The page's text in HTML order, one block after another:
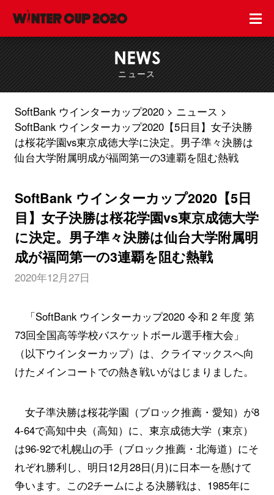
NEWS
ニュース
SoftBank ウインターカップ2020
ニュース
SoftBank ウインターカップ2020【5日目】女子決勝
は桜花学園vs東京成徳大学に決定。男子準々決勝は
仙台大学附属明成が福岡第一の3連覇を阻む熱戦
SoftBank ウインターカップ2020【5日
目】女子決勝は桜花学園vs東京成徳大学
に決定。男子準々決勝は仙台大学附属明
成が福岡第一の3連覇を阻む熱戦
2020年12月27日
「SoftBank ウインターカップ2020 令和 2 年度 第
73回全国高等学校バスケットボール選手権大会」
（以下ウインターカップ）は、クライマックスへ向
けたメインコートでの熱き戦いがはじまりました。
女子準決勝は桜花学園（ブロック推薦・愛知）が8
4-64で高知中央（高知）に、東京成徳大学（東京）
は96-92で札幌山の手（ブロック推薦・北海道）にそ
れぞれ勝利し、明日12月28日(月)に日本一を懸けて
争います。この2チームによる決勝戦は、1985年に